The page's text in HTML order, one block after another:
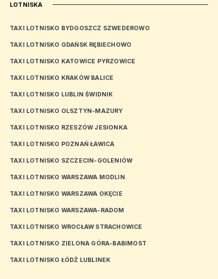
LOTNISKA
TAXI LOTNISKO BYDGOSZCZ SZWEDEROWO
TAXI LOTNISKO GDAŃSK RĘBIECHOWO
TAXI LOTNISKO KATOWICE PYRZOWICE
TAXI LOTNISKO KRAKÓW BALICE
TAXI LOTNISKO LUBLIN ŚWIDNIK
TAXI LOTNISKO OLSZTYN-MAZURY
TAXI LOTNISKO RZESZÓW JESIONKA
TAXI LOTNISKO POZNAŃ ŁAWICA
TAXI LOTNISKO SZCZECIN-GOLENIÓW
TAXI LOTNISKO WARSZAWA MODLIN
TAXI LOTNISKO WARSZAWA OKĘCIE
TAXI LOTNISKO WARSZAWA-RADOM
TAXI LOTNISKO WROCŁAW STRACHOWICE
TAXI LOTNISKO ZIELONA GÓRA-BABIMOST
TAXI LOTNISKO ŁÓDŹ LUBLINEK